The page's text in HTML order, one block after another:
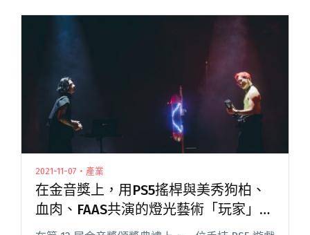
2021-11-07・產業
在金音獎上，用PS5搖桿與美秀狗柏、
血肉、FAAS共演的燈光藝術「玩家」是
誰？